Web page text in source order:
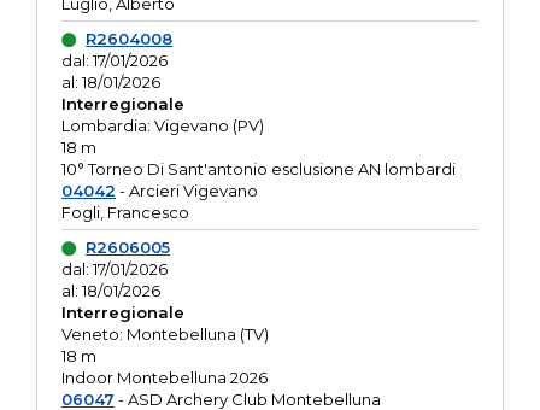
R2604008
dal: 17/01/2026
al: 18/01/2026
Interregionale
Lombardia: Vigevano (PV)
18 m
10° Torneo Di Sant'antonio esclusione AN lombardi
04042 - Arcieri Vigevano
Fogli, Francesco
R2606005
dal: 17/01/2026
al: 18/01/2026
Interregionale
Veneto: Montebelluna (TV)
18 m
Indoor Montebelluna 2026
06047 - ASD Archery Club Montebelluna